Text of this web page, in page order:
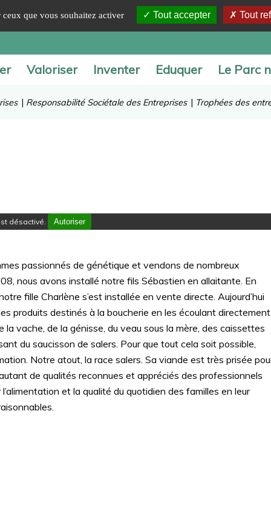
Valoriser Inventer Eduquer Le Parc
| Responsabilité Sociétale des Entreprises | Trophées des
désactivé. Autoriser
passionnés de génétique et vendons de nombreux
nous avons installé notre fils Sébastien en allaitante. En
fille Charlène s’est installée en vente directe. Aujourd’hui
produits destinés à la boucherie en les écoulant directement
vache, de la génisse, du veau sous la mère, des caissettes
du saucisson de salers. Pour que tout cela soit possible,
Notre atout, la race salers. Sa viande est très prisée
de qualités reconnues et appréciés des professionnels
et la qualité du quotidien des familles en leur
que vous souhaitez activer Tout accepter Tout